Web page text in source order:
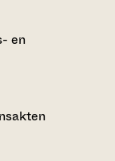
en